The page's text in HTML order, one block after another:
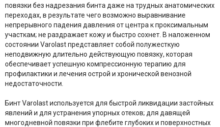
повязки без надрезания бинта даже на трудных анатомических
переходах, в результате чего возможно выравнивание
непрерывного падения давления от центра к проксимальным
участкам; не раздражает кожу и быстро сохнет. В наложенном
состоянии Varolast представляет собой полужесткую
неподвижную длительно действующую повязку, которая
обеспечивает успешную компрессионную терапию для
профилактики и лечения острой и хронической венозной
недостаточности.
Бинт Varolast используется для быстрой ликвидации застойных
явлений и для устранения упорных отеков; для давящей
многодневной повязки при флебите глубоких и поверхностных